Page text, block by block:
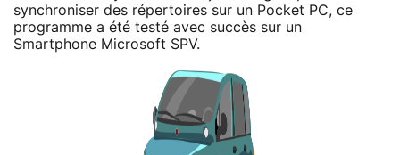
synchroniser des répertoires sur un Pocket PC, ce
programme a été testé avec succès sur un
Smartphone Microsoft SPV.